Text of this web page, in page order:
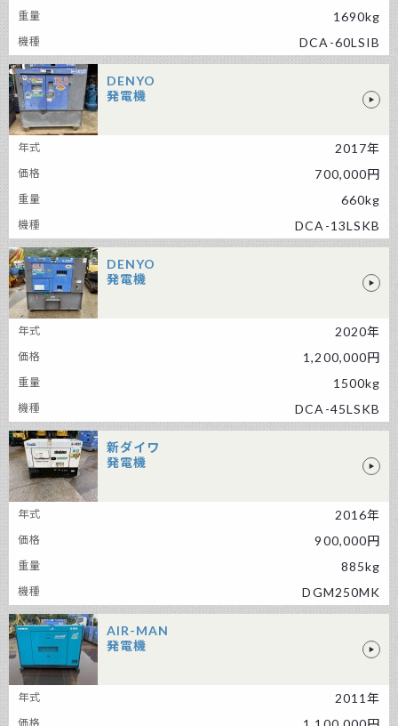
1690kg
DCA-60LSIB
DENYO
発電機
2017年
700,000円
660kg
DCA-13LSKB
DENYO
発電機
2020年
1,200,000円
1500kg
DCA-45LSKB
新ダイワ
発電機
2016年
900,000円
885kg
DGM250MK
AIR-MAN
発電機
2011年